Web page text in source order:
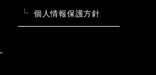
個人情報保護方針